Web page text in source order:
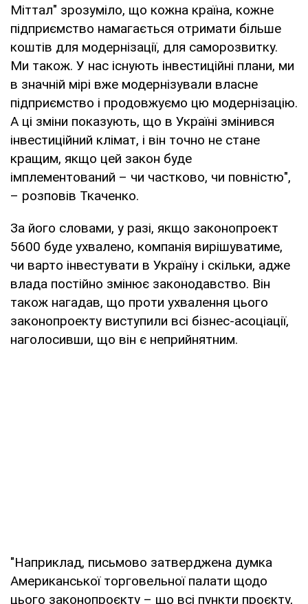
Міттал" зрозуміло, що кожна країна, кожне
підприємство намагається отримати більше
коштів для модернізації, для саморозвитку.
Ми також. У нас існують інвестиційні плани, ми
в значній мірі вже модернізували власне
підприємство і продовжуємо цю модернізацію.
А ці зміни показують, що в Україні змінився
інвестиційний клімат, і він точно не стане
кращим, якщо цей закон буде
імплементований – чи частково, чи повністю",
– розповів Ткаченко.
За його словами, у разі, якщо законопроект
5600 буде ухвалено, компанія вирішуватиме,
чи варто інвестувати в Україну і скільки, адже
влада постійно змінює законодавство. Він
також нагадав, що проти ухвалення цього
законопроекту виступили всі бізнес-асоціації,
наголосивши, що він є неприйнятним.
"Наприклад, письмово затверджена думка
Американської торговельної палати щодо
цього законопроєкту – що всі пункти проєкту,